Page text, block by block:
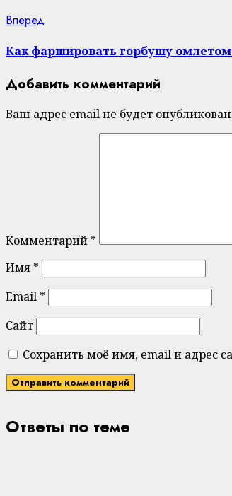
Вперед
Как фаршировать горбушу
Добавить комментарий
Ваш адрес email не будет
Комментарий *
Имя *
Email *
Сайт
Сохранить моё имя, email и адрес
Ответы по теме